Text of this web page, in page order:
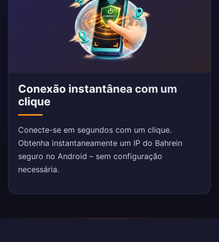
Conexão instantânea com um
clique
Conecte-se em segundos com um clique.
Obtenha instantaneamente um IP do Bahrein
seguro no Android – sem configuração
necessária.